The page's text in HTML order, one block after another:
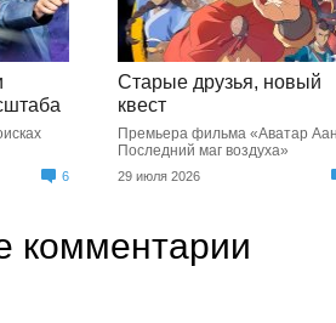
6
Старые друзья, новый
квест
Премьера фильма «Аватар
Последний маг воздуха»
29 июля 2026
комментарии